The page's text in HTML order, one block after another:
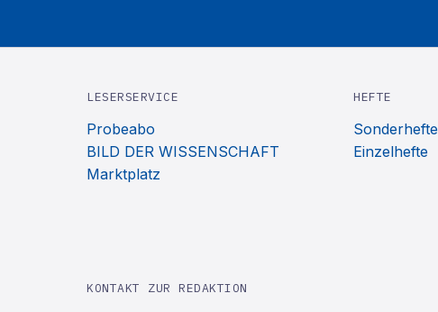
LESERSERVICE
Probeabo
BILD DER WISSENSCHAFT
Marktplatz
HEFTE
Sonderhefte
Einzelhefte
KONTAKT ZUR REDAKTION